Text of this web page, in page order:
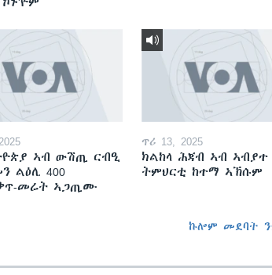
ኣብ ውሽጢ ርብዒ
ልዕሊ 400
መሬት ኣጋጢሙ
ጥሪ 13, 2025
ክልከላ ሕጃብ ኣብ ኣብያተ
ትምህርቲ ከተማ ኣኽሱም
ኩሎም መደባት